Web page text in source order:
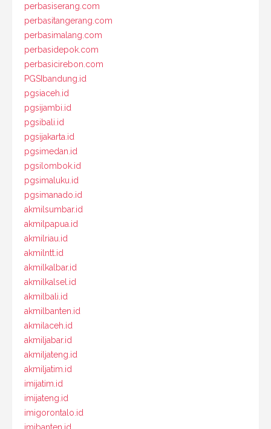
perbasiserang.com
perbasitangerang.com
perbasimalang.com
perbasidepok.com
perbasicirebon.com
PGSIbandung.id
pgsiaceh.id
pgsijambi.id
pgsibali.id
pgsijakarta.id
pgsimedan.id
pgsilombok.id
pgsimaluku.id
pgsimanado.id
akmilsumbar.id
akmilpapua.id
akmilriau.id
akmilntt.id
akmilkalbar.id
akmilkalsel.id
akmilbali.id
akmilbanten.id
akmilaceh.id
akmiljabar.id
akmiljateng.id
akmiljatim.id
imijatim.id
imijateng.id
imigorontalo.id
imibanten.id